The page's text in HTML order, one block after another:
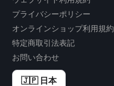
プライバシーポリシー
オンラインショップ利用規約
特定商取引法表記
お問い合わせ
🇯🇵 日本